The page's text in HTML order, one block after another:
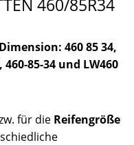
460/85R34
460 85 34,
460-85-34 und LW460
für die Reifengröße